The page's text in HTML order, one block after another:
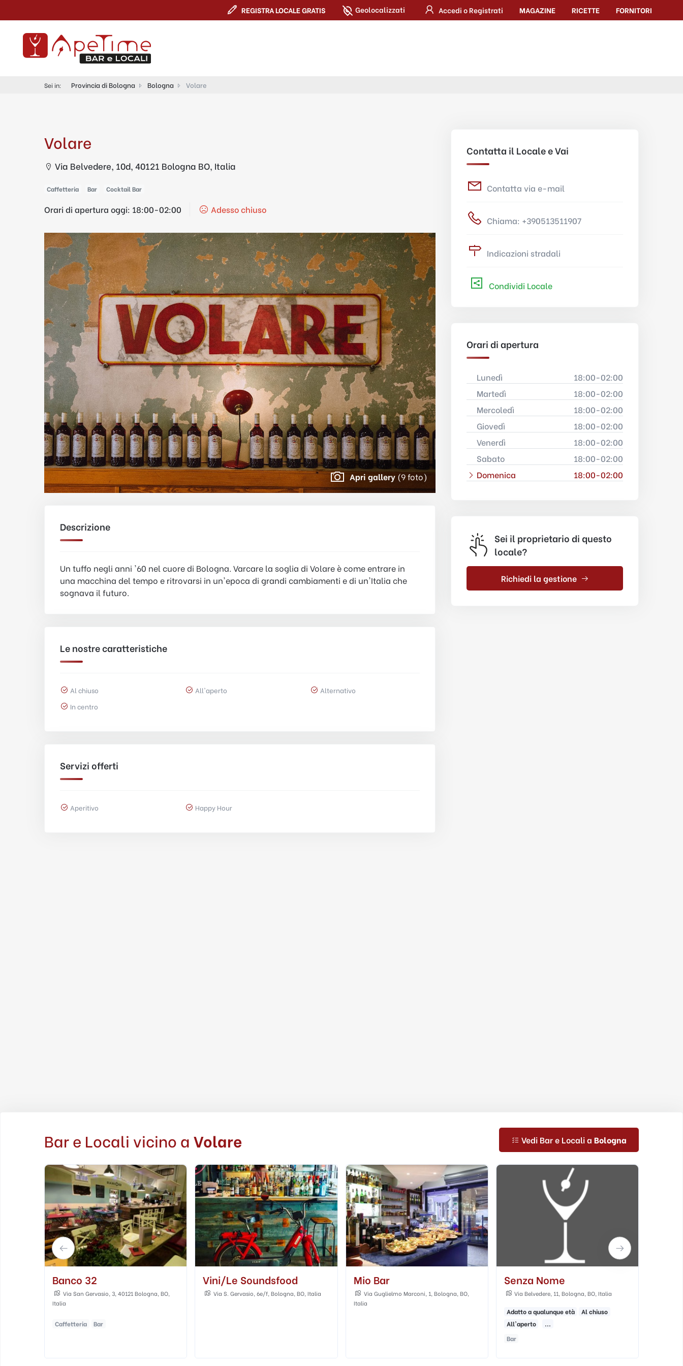
REGISTRA LOCALE GRATIS Geolocalizzati Accedi o Registrati MAGAZINE RICETTE FORNITORI
Sei in: Provincia di Bologna Bologna Volare
Volare
Via Belvedere, 10d, 40121 Bologna BO, Italia
Caffetteria Bar Cocktail Bar
Orari di apertura oggi: 18:00-02:00 Adesso chiuso
Apri gallery (9 foto)
Descrizione
Un tuffo negli anni '60 nel cuore di Bologna. Varcare la soglia di Volare è come entrare in
una macchina del tempo e ritrovarsi in un'epoca di grandi cambiamenti e di un'Italia che
sognava il futuro.
Le nostre caratteristiche
Al chiuso All'aperto
Alternativo
In centro
Servizi offerti
Aperitivo Happy Hour
Contatta il Locale e Vai
Contatta via e-mail
Chiama: +390513511907
Indicazioni stradali
Condividi Locale
Orari di apertura
Lunedì
18:00-02:00
Martedì
18:00-02:00
Mercoledì
18:00-02:00
Giovedì
18:00-02:00
Venerdì
18:00-02:00
Sabato
18:00-02:00
Domenica
18:00-02:00
Sei il proprietario di questo
locale?
Richiedi la gestione
Bar e Locali vicino a Volare Vedi Bar e Locali a Bologna
Vini/le Soundsfood
Via S. Gervasio, 6e/f, Bologna, BO, Italia
Mio Bar
Via Guglielmo Marconi, 1, Bologna, BO,
Senza Nome
Via Belvedere, 11, Bologna, BO, Italia
Pastis
Via Belvedere, 7c, 40121 Bologna BO, Italia
Adatto ai giovani Al chiuso
All'aperto
Cocktail Bar